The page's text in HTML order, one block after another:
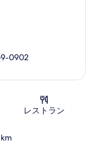
0902
レストラン